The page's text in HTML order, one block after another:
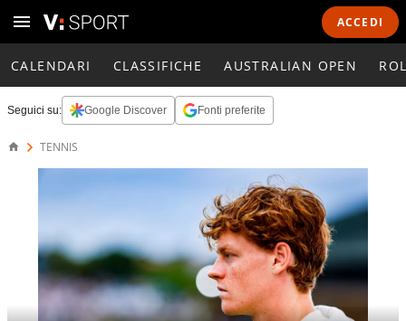
ACCEDI
CALENDARI CLASSIFICHE AUSTRALIAN OPEN
Seguici su: Google Discover Fonti preferite
TENNIS